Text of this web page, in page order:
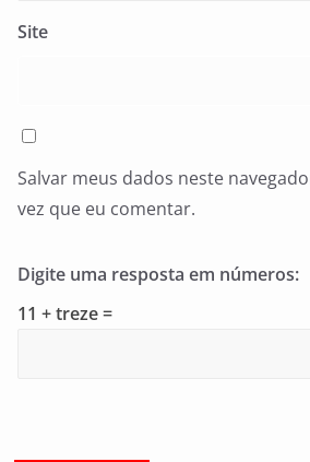
Site
Salvar meus dados neste
vez que eu comentar.
Digite uma resposta em números:
11 + treze =